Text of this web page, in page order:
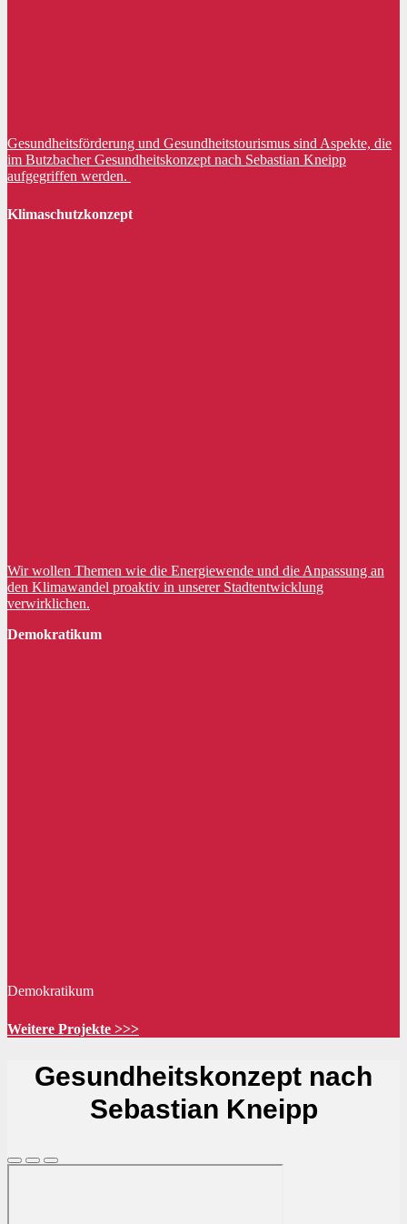
Gesundheitsförderung und Gesundheitstourismus sind Aspekte, die
im Butzbacher Gesundheitskonzept nach Sebastian Kneipp
aufgegriffen werden.
Klimaschutzkonzept
Wir wollen Themen wie die Energiewende und die Anpassung an
den Klimawandel proaktiv in unserer Stadtentwicklung
verwirklichen.
Demokratikum
Demokratikum
Weitere Projekte >>>
Gesundheitskonzept nach
Sebastian Kneipp